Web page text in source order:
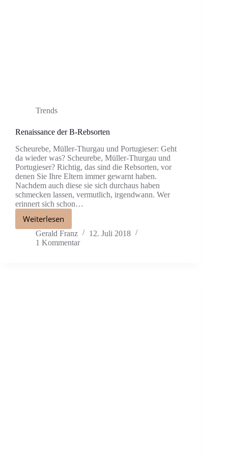
Trends
Renaissance der B-Rebsorten
Scheurebe, Müller-Thurgau und Portugieser: Geht
da wieder was? Scheurebe, Müller-Thurgau und
Portugieser? Richtig, das sind die Rebsorten, vor
denen Sie Ihre Eltern immer gewarnt haben.
Nachdem auch diese sie sich durchaus haben
schmecken lassen, vermutlich, irgendwann. Wer
erinnert sich schon…
Weiterlesen
Gerald Franz
12. Juli 2018
1 Kommentar